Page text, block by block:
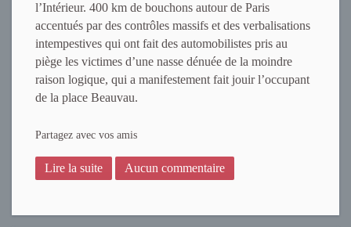
l’Intérieur. 400 km de bouchons autour de Paris
accentués par des contrôles massifs et des verbalisations
intempestives qui ont fait des automobilistes pris au
piège les victimes d’une nasse dénuée de la moindre
raison logique, qui a manifestement fait jouir l’occupant
de la place Beauvau.
Partagez avec vos amis
Lire la suite Aucun commentaire